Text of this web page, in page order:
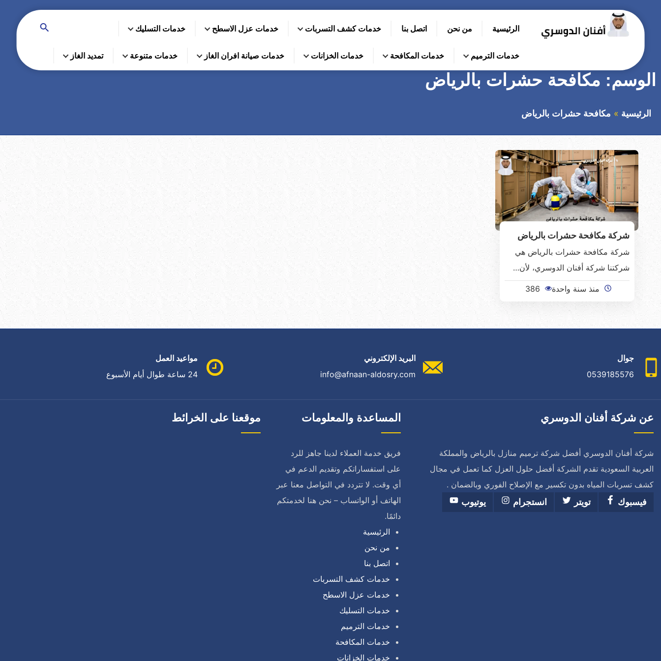
الرئيسية من نحن اتصل بنا خدمات كشف التسربات خدمات عزل الاسطح خدمات التسليك
خدمات الترميم خدمات المكافحة خدمات الخزانات خدمات صيانة افران الغاز خدمات متنوعة تمديد الغاز
الوسم: مكافحة حشرات بالرياض
الرئيسية مكافحة حشرات بالرياض
شركة مكافحة حشرات بالرياض
شركة مكافحة حشرات بالرياض هي
شركتنا شركة أفنان الدوسري، لأن…
منذ سنة واحدة 386
جوال
0539185576
البريد الإلكتروني
info@afnaan-aldosry.com
مواعيد العمل
24 ساعة طوال أيام الأسبوع
عن شركة أفنان الدوسري
شركة أفنان الدوسري أفضل شركة ترميم منازل بالرياض والمملكة
العربية السعودية تقدم الشركة أفضل حلول العزل كما تعمل في مجال
كشف تسربات المياه بدون تكسير مع الإصلاح الفوري وبالضمان .
فيسبوك
تويتر انستجرام يوتيوب
المساعدة والمعلومات
فريق خدمة العملاء لدينا جاهز للرد
على استفساراتكم وتقديم الدعم في
أي وقت. لا تتردد في التواصل معنا عبر
الهاتف أو الواتساب – نحن هنا لخدمتكم
دائمًا.
الرئيسية
من نحن
اتصل بنا
خدمات كشف التسربات
خدمات عزل الاسطح
خدمات التسليك
خدمات الترميم
خدمات المكافحة
خدمات الخزانات
موقعنا على الخرائط